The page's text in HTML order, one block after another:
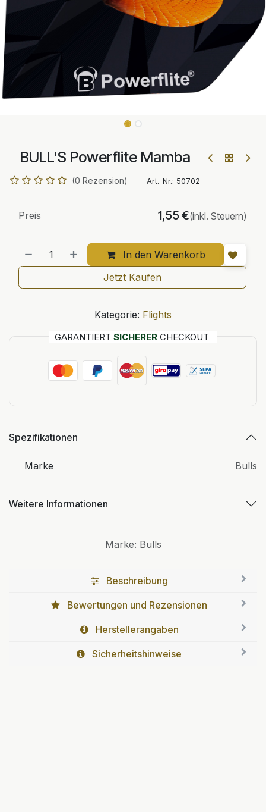
BULL'S Powerflite Mamba
(0 Rezension) Art.-Nr.: 50702
In den Warenkorb
Preis 1,55 €(inkl. Steuern)
Jetzt Kaufen
Kategorie: Flights
GARANTIERT SICHERER CHECKOUT
Spezifikationen
Marke Bulls
Weitere Informationen
Marke: Bulls
Beschreibung
Bewertungen und Rezensionen
Herstellerangaben
Sicherheitshinweise